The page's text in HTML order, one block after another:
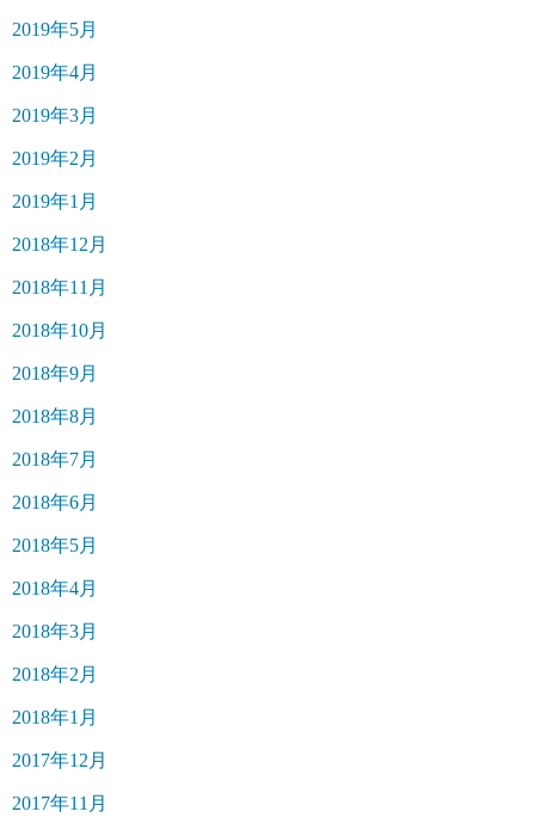
2019年5月
2019年4月
2019年3月
2019年2月
2019年1月
2018年12月
2018年11月
2018年10月
2018年9月
2018年8月
2018年7月
2018年6月
2018年5月
2018年4月
2018年3月
2018年2月
2018年1月
2017年12月
2017年11月